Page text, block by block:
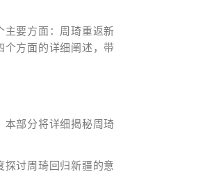
主要方面：周琦重返新
个方面的详细阐述，带
本部分将详细揭秘周琦
讨周琦回归新疆的意